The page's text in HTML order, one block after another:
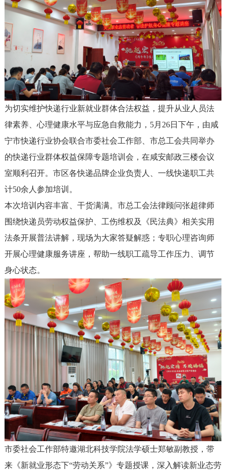
为切实维护快递行业新就业群体合法权益，提升从业人员法
律素养、心理健康水平与应急自救能力，5月26日下午，由咸
宁市快递行业协会联合市委社会工作部、市总工会共同举办
的快递行业群体权益保障专题培训会，在咸安邮政三楼会议
室顺利召开。市区各快递品牌企业负责人、一线快递职工共
计50余人参加培训。
本次培训内容丰富、干货满满。市总工会法律顾问张超律师
围绕快递员劳动权益保护、工伤维权及《民法典》相关实用
法条开展普法讲解，现场为大家答疑解惑；专职心理咨询师
开展心理健康服务讲座，帮助一线职工疏导工作压力、调节
身心状态。
市委社会工作部特邀湖北科技学院法学硕士郑敏副教授，带
来《新就业形态下“劳动关系”》专题授课，深入解读新业态劳